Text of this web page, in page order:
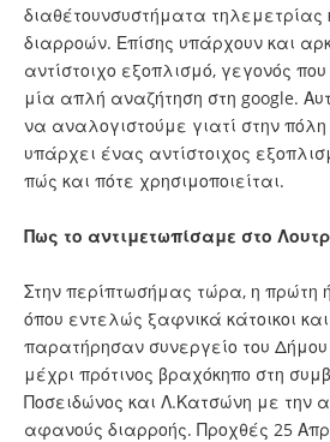
διαθέτουνσυστήματα τηλεμετρίας
διαρροών. Επίσης υπάρχουν και
αντίστοιχο εξοπλισμό, γεγονός
μία απλή αναζήτηση στη google.
να αναλογιστούμε γιατί στην
υπάρχει ένας αντίστοιχος
πώς και πότε χρησιμοποιείται.
Πως το αντιμετωπίσαμε στο
Στην περίπτωσήμας τώρα, η πρώτη
όπου εντελώς ξαφνικά κάτοικοι
παρατήρησαν συνεργείο του
μέχρι πρότινος βραχόκηπο στη
Ποσειδώνος και Λ.Κατσώνη με την
αφανούς διαρροής. Προχθές 25